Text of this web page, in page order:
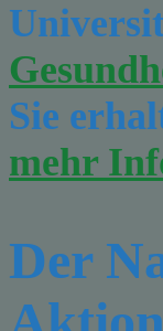
Sie
mehr
Der